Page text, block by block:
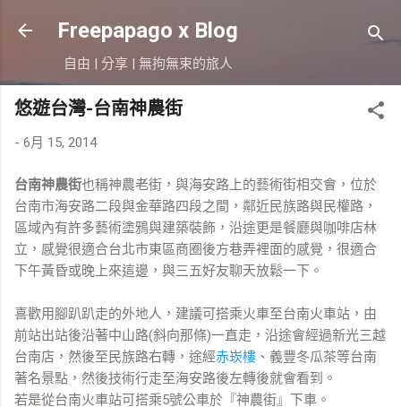
跳到主要內容
Freepapago x Blog
自由 | 分享 | 無拘無束的旅人
悠遊台灣-台南神農街
- 6月 15, 2014
台南神農街也稱神農老街，與海安路上的藝術街相交會，位於
台南市海安路二段與金華路四段之間，鄰近民族路與民權路，
區域內有許多藝術塗鴉與建築裝飾，沿途更是餐廳與咖啡店林
立，感覺很適合台北市東區商圈後方巷弄裡面的感覺，很適合
下午黃昏或晚上來這邊，與三五好友聊天放鬆一下。
喜歡用腳趴趴走的外地人，建議可搭乘火車至台南火車站，由
前站出站後沿著中山路(斜向那條)一直走，沿途會經過新光三越
台南店，然後至民族路右轉，途經赤崁樓 、義豐冬瓜茶等台南
著名景點，然後技術行走至海安路後左轉後就會看到。
若是從台南火車站可搭乘5號公車於『神農街』下車。